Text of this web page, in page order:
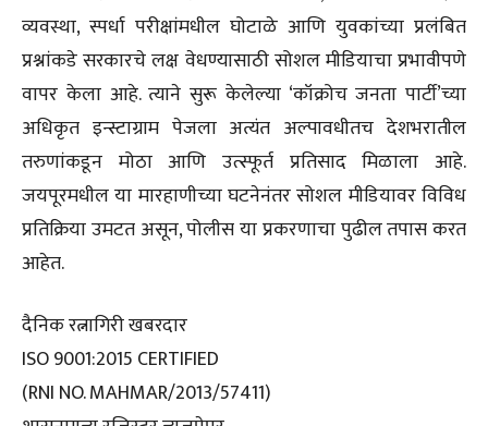
व्यवस्था, स्पर्धा परीक्षांमधील घोटाळे आणि युवकांच्या प्रलंबित
प्रश्नांकडे सरकारचे लक्ष वेधण्यासाठी सोशल मीडियाचा प्रभावीपणे
वापर केला आहे. त्याने सुरू केलेल्या ‘कॉक्रोच जनता पार्टी’च्या
अधिकृत इन्स्टाग्राम पेजला अत्यंत अल्पावधीतच देशभरातील
तरुणांकडून मोठा आणि उत्स्फूर्त प्रतिसाद मिळाला आहे.
जयपूरमधील या मारहाणीच्या घटनेनंतर सोशल मीडियावर विविध
प्रतिक्रिया उमटत असून, पोलीस या प्रकरणाचा पुढील तपास करत
आहेत.
दैनिक रत्नागिरी खबरदार
ISO 9001:2015 CERTIFIED
(RNI NO. MAHMAR/2013/57411)